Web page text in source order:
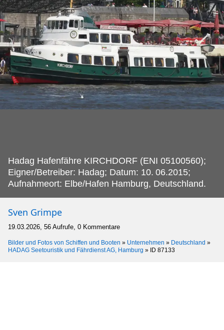
Hadag Hafenfähre KIRCHDORF (ENI 05100560);
Eigner/Betreiber: Hadag; Datum: 10. 06.2015;
Aufnahmeort: Elbe/Hafen Hamburg, Deutschland.
Sven Grimpe
19.03.2026, 56 Aufrufe, 0 Kommentare
Bilder und Fotos von Schiffen und Booten » Unternehmen » Deutschland »
HADAG Seetouristik und Fährdienst AG, Hamburg » ID 87133